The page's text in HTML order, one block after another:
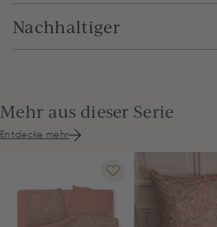
Nachhaltiger
Mehr aus dieser Serie
Entdecke mehr